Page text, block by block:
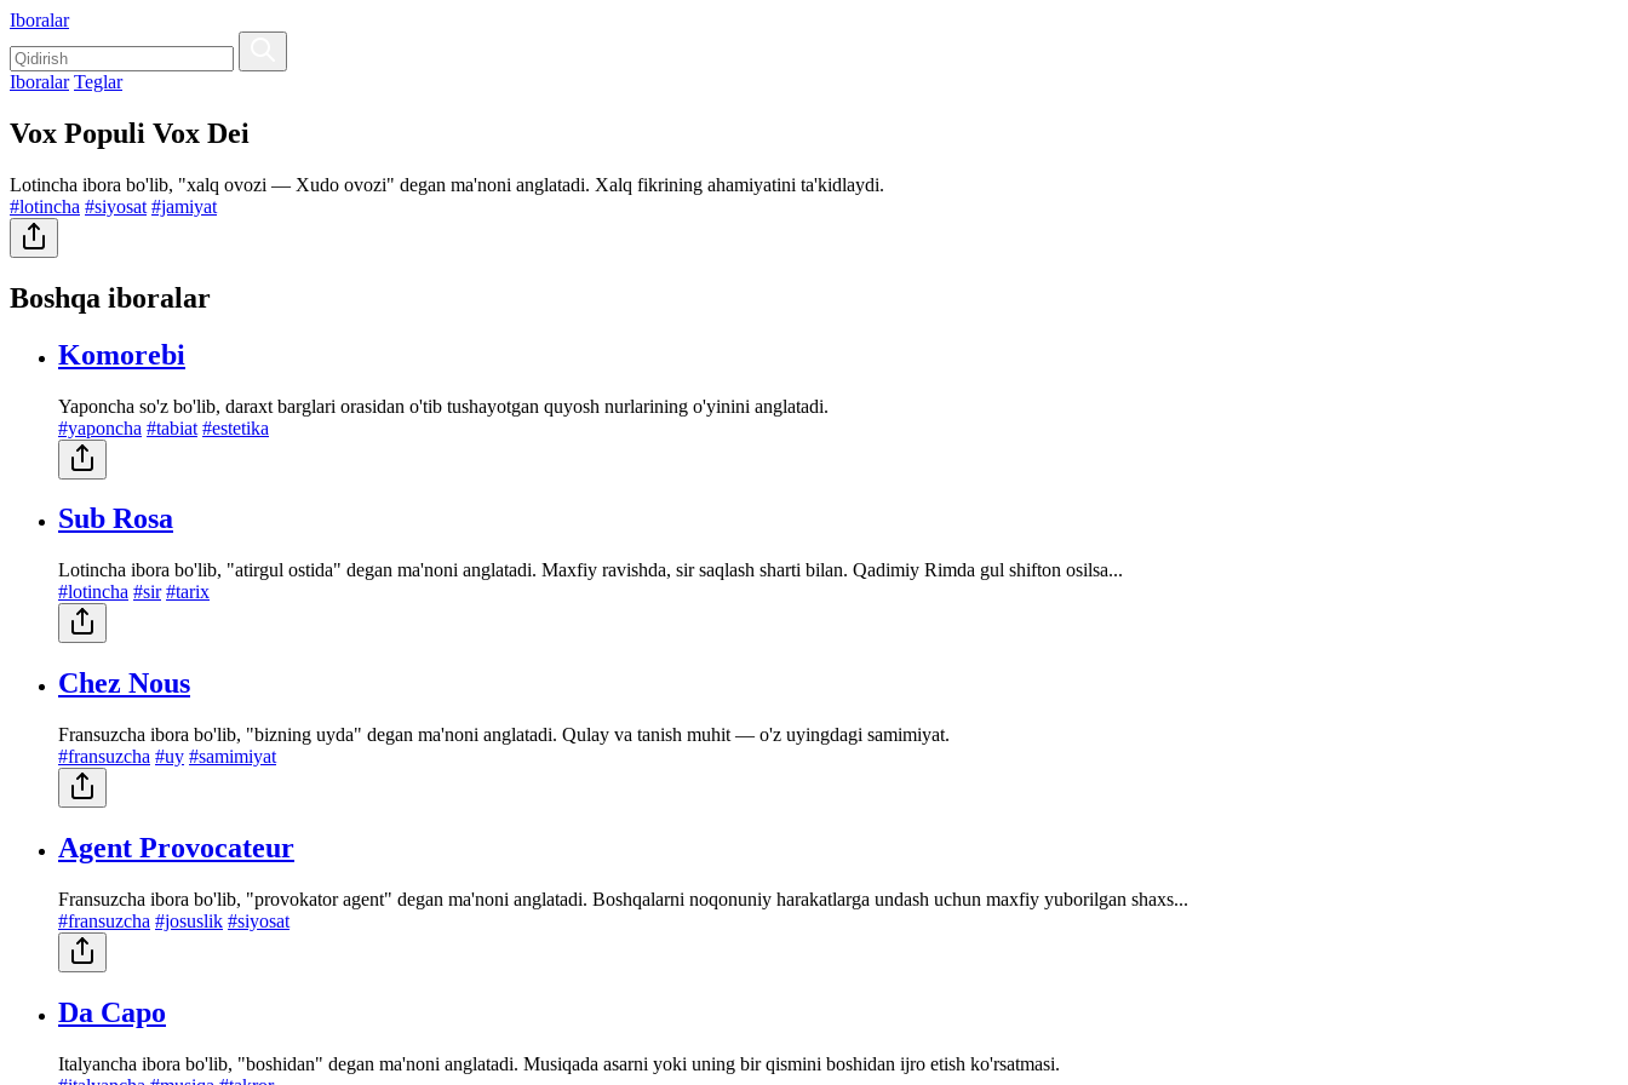
Iboralar
Iboralar Teglar
Vox Populi Vox Dei
Lotincha ibora bo'lib, "xalq ovozi — Xudo ovozi" degan ma'noni anglatadi. Xalq fikrining ahamiyatini ta'kidlaydi.
#lotincha #siyosat #jamiyat
Boshqa iboralar
Komorebi
Yaponcha so'z bo'lib, daraxt barglari orasidan o'tib tushayotgan quyosh nurlarining o'yinini anglatadi.
#yaponcha #tabiat #estetika
Sub Rosa
Lotincha ibora bo'lib, "atirgul ostida" degan ma'noni anglatadi. Maxfiy ravishda, sir saqlash sharti bilan. Qadimiy Rimda gul shifton osilsa...
#lotincha #sir #tarix
Chez Nous
Fransuzcha ibora bo'lib, "bizning uyda" degan ma'noni anglatadi. Qulay va tanish muhit — o'z uyingdagi samimiyat.
#fransuzcha #uy #samimiyat
Agent Provocateur
Fransuzcha ibora bo'lib, "provokator agent" degan ma'noni anglatadi. Boshqalarni noqonuniy harakatlarga undash uchun maxfiy yuborilgan shaxs...
#fransuzcha #josuslik #siyosat
Da Capo
Italyancha ibora bo'lib, "boshidan" degan ma'noni anglatadi. Musiqada asarni yoki uning bir qismini boshidan ijro etish ko'rsatmasi.